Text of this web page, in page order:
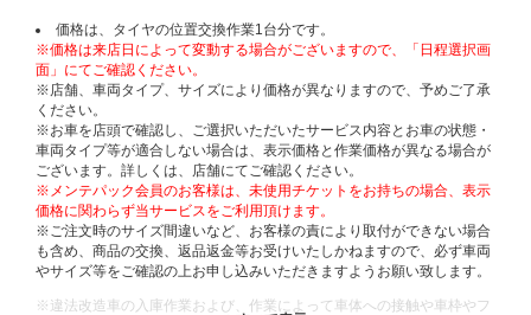
価格は、タイヤの位置交換作業1台分です。
※価格は来店日によって変動する場合がございますので、「日程選択画
面」にてご確認ください。
※店舗、車両タイプ、サイズにより価格が異なりますので、予めご了承
ください。
※お車を店頭で確認し、ご選択いただいたサービス内容とお車の状態・
車両タイプ等が適合しない場合は、表示価格と作業価格が異なる場合が
ございます。詳しくは、店舗にてご確認ください。
※メンテパック会員のお客様は、未使用チケットをお持ちの場合、表示
価格に関わらず当サービスをご利用頂けます。
※ご注文時のサイズ間違いなど、お客様の責により取付ができない場合
も含め、商品の交換、返品返金等お受けいたしかねますので、必ず車両
やサイズ等をご確認の上お申し込みいただきますようお願い致します。
※違法改造車の入庫作業および、作業によって車体への接触や車枠やフ